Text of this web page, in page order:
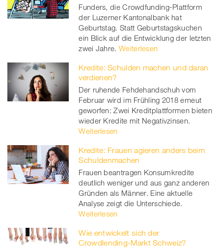
Funders, die Crowdfunding-Plattform
der Luzerner Kantonalbank hat
Geburtstag. Statt Geburtstagskuchen
ein Blick auf die Entwicklung der letzten
zwei Jahre. Weiterlesen
Kredite: Schulden machen und daran
verdienen?
Der ruhende Fehdehandschuh vom
Februar wird im Frühling 2018 erneut
geworfen: Zwei Kreditplattformen bieten
wieder Kredite mit Negativzinsen.
Weiterlesen
Kredite: Frauen agieren anders beim
Schuldenmachen
Frauen beantragen Konsumkredite
deutlich weniger und aus ganz anderen
Gründen als Männer. Eine aktuelle
Analyse zeigt die Unterschiede.
Weiterlesen
Wie entwickelt sich der
Crowdlending-Markt Schweiz?